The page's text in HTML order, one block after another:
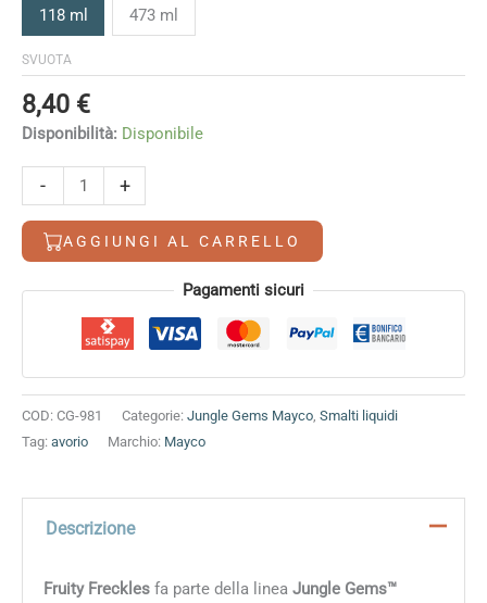
118 ml 473 ml
SVUOTA
8,40 €
Disponibilità: Disponibile
-
Freckles
quantità
+
AGGIUNGI AL CARRELLO
Alternative: Pagamenti sicuri
COD: CG-981 Categorie: Jungle Gems Mayco Smalti liquidi
Tag: avorio Marchio: Mayco
Descrizione
Fruity Frecklesfa parte della linea Jungle Gems™